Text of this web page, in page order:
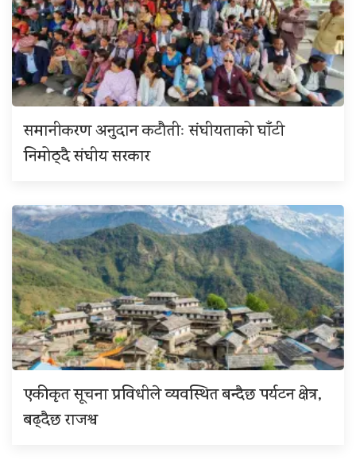
समानीकरण अनुदान कटौतीः संघीयताको घाँटी
निमोठ्दै संघीय सरकार
एकीकृत सूचना प्रविधीले व्यवस्थित बन्दैछ पर्यटन क्षेत्र,
बढ्दैछ राजश्व